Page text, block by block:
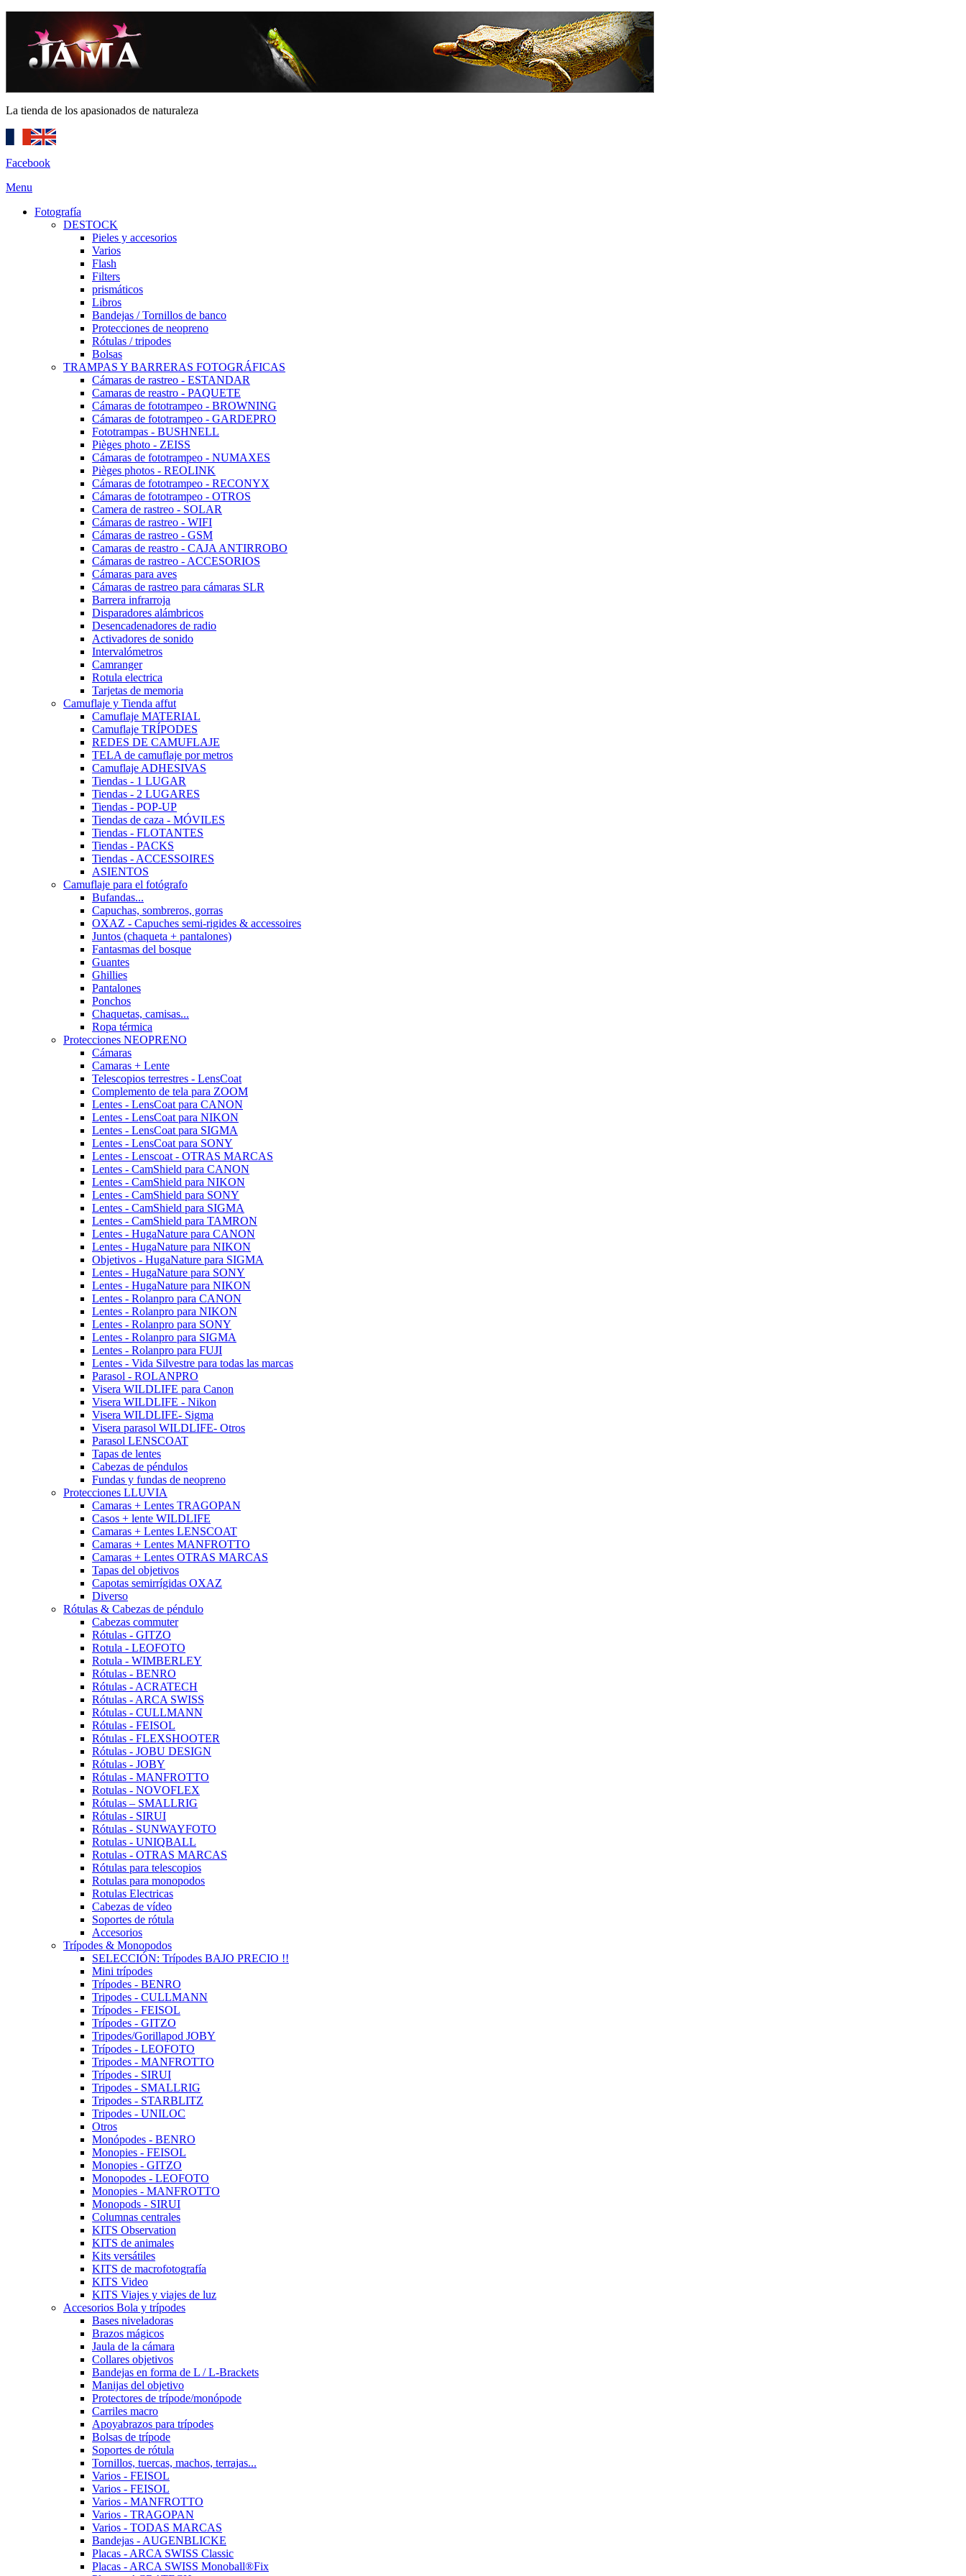
La tienda de los apasionados de naturaleza
Facebook
Menu
Fotografía
DESTOCK
Pieles y accesorios
Varios
Flash
Filters
prismáticos
Libros
Bandejas / Tornillos de banco
Protecciones de neopreno
Rótulas / tripodes
Bolsas
TRAMPAS Y BARRERAS FOTOGRÁFICAS
Cámaras de rastreo - ESTANDAR
Camaras de reastro - PAQUETE
Cámaras de fototrampeo - BROWNING
Cámaras de fototrampeo - GARDEPRO
Fototrampas - BUSHNELL
Pièges photo - ZEISS
Cámaras de fototrampeo - NUMAXES
Pièges photos - REOLINK
Cámaras de fototrampeo - RECONYX
Cámaras de fototrampeo - OTROS
Camera de rastreo - SOLAR
Cámaras de rastreo - WIFI
Cámaras de rastreo - GSM
Camaras de reastro - CAJA ANTIRROBO
Cámaras de rastreo - ACCESORIOS
Cámaras para aves
Cámaras de rastreo para cámaras SLR
Barrera infrarroja
Disparadores alámbricos
Desencadenadores de radio
Activadores de sonido
Intervalómetros
Camranger
Rotula electrica
Tarjetas de memoria
Camuflaje y Tienda affut
Camuflaje MATERIAL
Camuflaje TRÍPODES
REDES DE CAMUFLAJE
TELA de camuflaje por metros
Camuflaje ADHESIVAS
Tiendas - 1 LUGAR
Tiendas - 2 LUGARES
Tiendas - POP-UP
Tiendas de caza - MÓVILES
Tiendas - FLOTANTES
Tiendas - PACKS
Tiendas - ACCESSOIRES
ASIENTOS
Camuflaje para el fotógrafo
Bufandas...
Capuchas, sombreros, gorras
OXAZ - Capuches semi-rigides & accessoires
Juntos (chaqueta + pantalones)
Fantasmas del bosque
Guantes
Ghillies
Pantalones
Ponchos
Chaquetas, camisas...
Ropa térmica
Protecciones NEOPRENO
Cámaras
Camaras + Lente
Telescopios terrestres - LensCoat
Complemento de tela para ZOOM
Lentes - LensCoat para CANON
Lentes - LensCoat para NIKON
Lentes - LensCoat para SIGMA
Lentes - LensCoat para SONY
Lentes - Lenscoat - OTRAS MARCAS
Lentes - CamShield para CANON
Lentes - CamShield para NIKON
Lentes - CamShield para SONY
Lentes - CamShield para SIGMA
Lentes - CamShield para TAMRON
Lentes - HugaNature para CANON
Lentes - HugaNature para NIKON
Objetivos - HugaNature para SIGMA
Lentes - HugaNature para SONY
Lentes - HugaNature para NIKON
Lentes - Rolanpro para CANON
Lentes - Rolanpro para NIKON
Lentes - Rolanpro para SONY
Lentes - Rolanpro para SIGMA
Lentes - Rolanpro para FUJI
Lentes - Vida Silvestre para todas las marcas
Parasol - ROLANPRO
Visera WILDLIFE para Canon
Visera WILDLIFE - Nikon
Visera WILDLIFE- Sigma
Visera parasol WILDLIFE- Otros
Parasol LENSCOAT
Tapas de lentes
Cabezas de péndulos
Fundas y fundas de neopreno
Protecciones LLUVIA
Camaras + Lentes TRAGOPAN
Casos + lente WILDLIFE
Camaras + Lentes LENSCOAT
Camaras + Lentes MANFROTTO
Camaras + Lentes OTRAS MARCAS
Tapas del objetivos
Capotas semirrígidas OXAZ
Diverso
Rótulas & Cabezas de péndulo
Cabezas commuter
Rótulas - GITZO
Rotula - LEOFOTO
Rotula - WIMBERLEY
Rótulas - BENRO
Rótulas - ACRATECH
Rótulas - ARCA SWISS
Rótulas - CULLMANN
Rótulas - FEISOL
Rótulas - FLEXSHOOTER
Rótulas - JOBU DESIGN
Rótulas - JOBY
Rótulas - MANFROTTO
Rotulas - NOVOFLEX
Rótulas – SMALLRIG
Rótulas - SIRUI
Rótulas - SUNWAYFOTO
Rotulas - UNIQBALL
Rotulas - OTRAS MARCAS
Rótulas para telescopios
Rotulas para monopodos
Rotulas Electricas
Cabezas de vídeo
Soportes de rótula
Accesorios
Trípodes & Monopodos
SELECCIÓN: Trípodes BAJO PRECIO !!
Mini trípodes
Trípodes - BENRO
Tripodes - CULLMANN
Trípodes - FEISOL
Trípodes - GITZO
Tripodes/Gorillapod JOBY
Trípodes - LEOFOTO
Tripodes - MANFROTTO
Trípodes - SIRUI
Tripodes - SMALLRIG
Tripodes - STARBLITZ
Tripodes - UNILOC
Otros
Monópodes - BENRO
Monopies - FEISOL
Monopies - GITZO
Monopodes - LEOFOTO
Monopies - MANFROTTO
Monopods - SIRUI
Columnas centrales
KITS Observation
KITS de animales
Kits versátiles
KITS de macrofotografía
KITS Video
KITS Viajes y viajes de luz
Accesorios Bola y trípodes
Bases niveladoras
Brazos mágicos
Jaula de la cámara
Collares objetivos
Bandejas en forma de L / L-Brackets
Manijas del objetivo
Protectores de trípode/monópode
Carriles macro
Apoyabrazos para trípodes
Bolsas de trípode
Soportes de rótula
Tornillos, tuercas, machos, terrajas...
Varios - FEISOL
Varios - FEISOL
Varios - MANFROTTO
Varios - TRAGOPAN
Varios - TODAS MARCAS
Bandejas - AUGENBLICKE
Placas - ARCA SWISS Classic
Placas - ARCA SWISS Monoball®Fix